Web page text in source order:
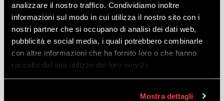
analizzare il nostro traffico. Condividiamo inoltre
informazioni sul modo in cui utilizza il nostro sito con i
nostri partner che si occupano di analisi dei dati web,
pubblicità e social media, i quali potrebbero combinarle
con altre informazioni che ha fornito loro o che hanno
raccolto dal suo utilizzo dei loro servizi.
Mostra dettagli
Sabato 11 febbraio dalle 13.30
appuntamento al Camanel di Planon con la
house music deiThe Cube Guys. Roberto
Intrallazzi e Luca Provera scalderanno
l’atmosfera del rifugio con il loro sound di
successo internazionale, che li ha portati a
collaborare con artisti di fama mondiale. E non
mancherà l’intrattenimento del Freak’n’Tonic
Show, per un sabato memorabile alla Ski Area di